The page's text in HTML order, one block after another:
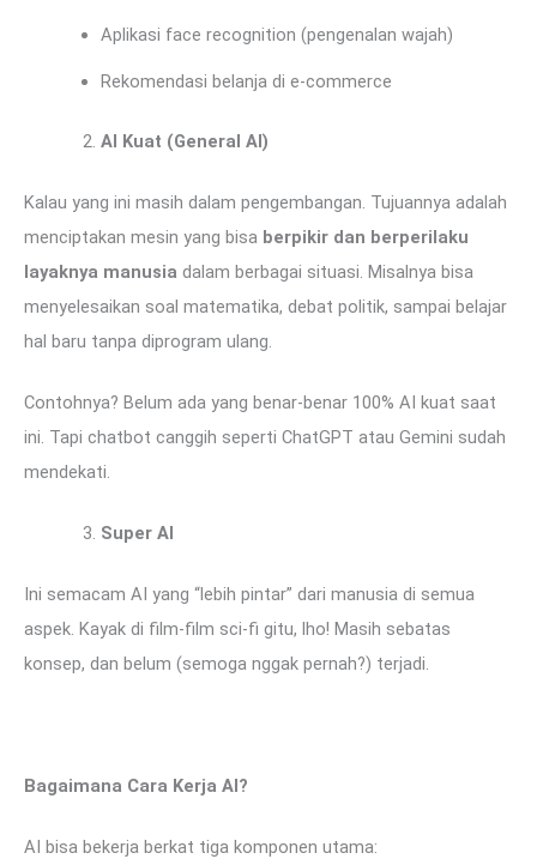
Aplikasi face recognition (pengenalan wajah)
Rekomendasi belanja di e-commerce
AI Kuat (General AI)
Kalau yang ini masih dalam pengembangan. Tujuannya adalah
menciptakan mesin yang bisa berpikir dan berperilaku
layaknya manusia dalam berbagai situasi. Misalnya bisa
menyelesaikan soal matematika, debat politik, sampai belajar
hal baru tanpa diprogram ulang.
Contohnya? Belum ada yang benar-benar 100% AI kuat saat
ini. Tapi chatbot canggih seperti ChatGPT atau Gemini sudah
mendekati.
Super AI
Ini semacam AI yang “lebih pintar” dari manusia di semua
aspek. Kayak di film-film sci-fi gitu, lho! Masih sebatas
konsep, dan belum (semoga nggak pernah?) terjadi.
Bagaimana Cara Kerja AI?
AI bisa bekerja berkat tiga komponen utama: